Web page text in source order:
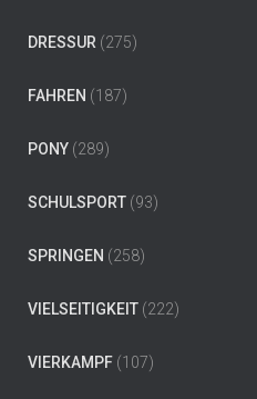
DRESSUR (275)
FAHREN (187)
PONY (289)
SCHULSPORT (93)
SPRINGEN (258)
VIELSEITIGKEIT (222)
VIERKAMPF (107)